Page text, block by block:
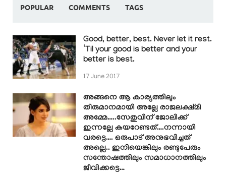
POPULAR COMMENTS TAGS
Good, better, best. Never let it rest.
‘Til your good is better and your
better is best.
17 June 2017
അങ്ങനെ ആ കാര്യത്തിലും
തീരുമാനമായി അല്ലേ രാജലക്ഷ്മി
അമ്മേ…..സേതുവിന് ജോലിക്ക്
ഇന്നല്ലേ കയറേണ്ടത്….നന്നായി
വരട്ടെ…. ഒരുപാട് അനുഭവിച്ചത്
അല്ലെ.. ഇനിയെങ്കിലും രണ്ടുപേരും
സന്തോഷത്തിലും സമാധാനത്തിലും
ജീവിക്കട്ടെ…